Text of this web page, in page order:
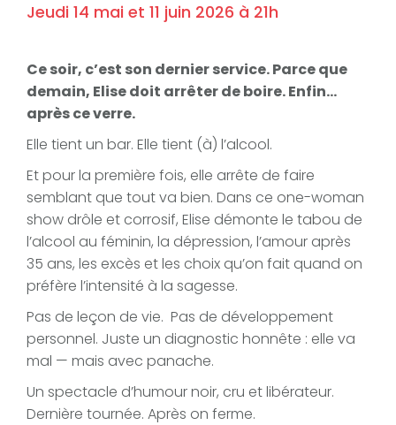
Jeudi 14 mai et 11 juin 2026 à 21h
Ce soir, c’est son dernier service. Parce que
demain, Elise doit arrêter de boire. Enfin…
après ce verre.
Elle tient un bar. Elle tient (à) l’alcool.
Et pour la première fois, elle arrête de faire
semblant que tout va bien. Dans ce one-woman
show drôle et corrosif, Elise démonte le tabou de
l’alcool au féminin, la dépression, l’amour après
35 ans, les excès et les choix qu’on fait quand on
préfère l’intensité à la sagesse.
Pas de leçon de vie. Pas de développement
personnel. Juste un diagnostic honnête : elle va
mal — mais avec panache.
Un spectacle d’humour noir, cru et libérateur.
Dernière tournée. Après on ferme.